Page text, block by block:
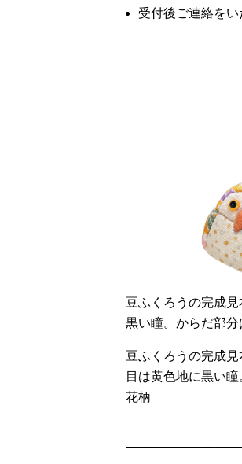
受付後ご連絡をい
豆ふくろうの完成
黒い瞳。からだ部
豆ふくろうの完成
目は黄色地に黒い
花柄